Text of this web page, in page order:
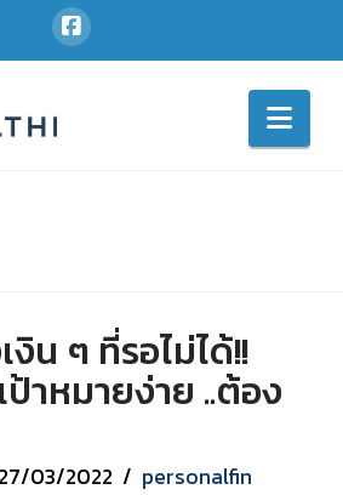
งิน ๆ ที่รอไม่ได้!!
าหมายง่าย ..ต้อง
27/03/2022 personalfin